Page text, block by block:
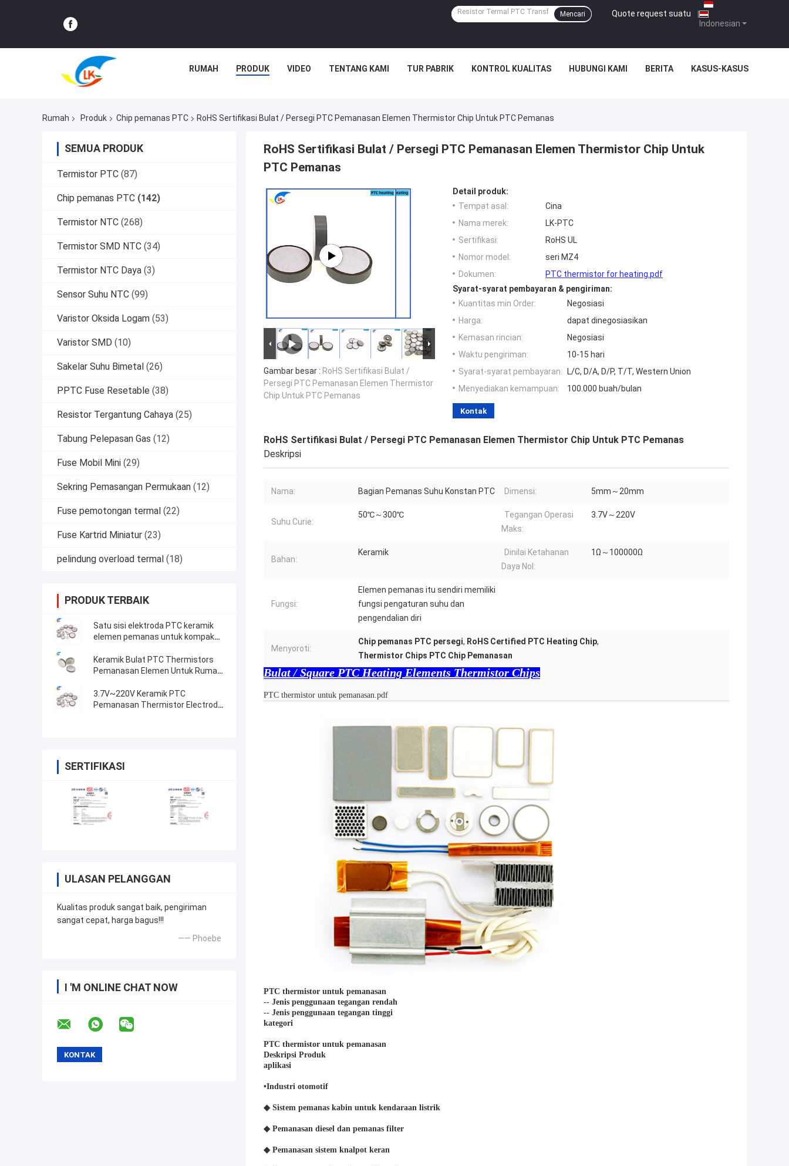
Indonesian
Quote request suatu |
Mencari
RUMAH PRODUK VIDEO TENTANG KAMI TUR PABRIK KONTROL KUALITAS HUBUNGI KAMI BERITA KASUS-KASUS
Rumah Produk Chip pemanas PTC RoHS Sertifikasi Bulat / Persegi PTC Pemanasan Elemen Thermistor Chip Untuk PTC Pemanas
SEMUA PRODUK
Termistor PTC (87)
Chip pemanas PTC (142)
Termistor NTC (268)
Termistor SMD NTC (34)
Termistor NTC Daya (3)
Sensor Suhu NTC (99)
Varistor Oksida Logam (53)
Varistor SMD (10)
Sakelar Suhu Bimetal (26)
PPTC Fuse Resetable (38)
Resistor Tergantung Cahaya (25)
Tabung Pelepasan Gas (12)
Fuse Mobil Mini (29)
Sekring Pemasangan Permukaan (12)
Fuse pemotongan termal (22)
Fuse Kartrid Miniatur (23)
pelindung overload termal (18)
PRODUK TERBAIK
Satu sisi elektroda PTC keramik
elemen pemanas untuk kompak
Keramik Bulat PTC Thermistors
Pemanasan Elemen Untuk Rumah
Kualitas Premium
3.7V~220V Keramik PTC
Pemanasan Thermistor Electrode
SERTIFIKASI
ULASAN PELANGGAN
Kualitas produk sangat baik, pengiriman
sangat cepat, harga bagus!!!
—— Phoebe
I 'M ONLINE CHAT NOW
RoHS Sertifikasi Bulat / Persegi PTC Pemanasan Elemen Thermistor Chip Untuk
PTC Pemanas
Gambar besar : RoHS Sertifikasi Bulat /
Persegi PTC Pemanasan Elemen Thermistor
Chip Untuk PTC Pemanas
Detail produk:
Tempat asal:
Cina
Nama merek:
LK-PTC
Sertifikasi:
RoHS UL
Nomor model:
seri MZ4
Dokumen:
PTC thermistor for heating.pdf
Syarat-syarat pembayaran & pengiriman:
Kuantitas min Order:
Negosiasi
Harga:
dapat dinegosiasikan
Kemasan rincian:
Negosiasi
Waktu pengiriman:
10-15 hari
Syarat-syarat pembayaran:
L/C, D/A, D/P, T/T, Western Union
Menyediakan kemampuan:
100.000 buah/bulan
Kontak
RoHS Sertifikasi Bulat / Persegi PTC Pemanasan Elemen Thermistor Chip Untuk PTC Pemanas
Deskripsi
Nama: Bagian Pemanas Suhu Konstan PTC Dimensi: 5mm～20mm
Suhu Curie:
50℃～300℃
Tegangan Operasi
Maks:
3.7V～220V
Bahan:
Keramik
Dinilai Ketahanan
Daya Nol:
1Ω～100000Ω
Fungsi:
Elemen pemanas itu sendiri memiliki
fungsi pengaturan suhu dan
pengendalian diri
Menyoroti:
Chip pemanas PTC persegi, RoHS Certified PTC Heating Chip,
Thermistor Chips PTC Chip Pemanasan
Bulat / Square PTC Heating Elements Thermistor Chips
PTC thermistor untuk pemanasan.pdf
PTC thermistor untuk pemanasan
-- Jenis penggunaan tegangan rendah
-- Jenis penggunaan tegangan tinggi
kategori
PTC thermistor untuk pemanasan
Deskripsi Produk
aplikasi
•Industri otomotif
◆ Sistem pemanas kabin untuk kendaraan listrik
◆ Pemanasan diesel dan pemanas filter
◆ Pemanasan sistem knalpot keran